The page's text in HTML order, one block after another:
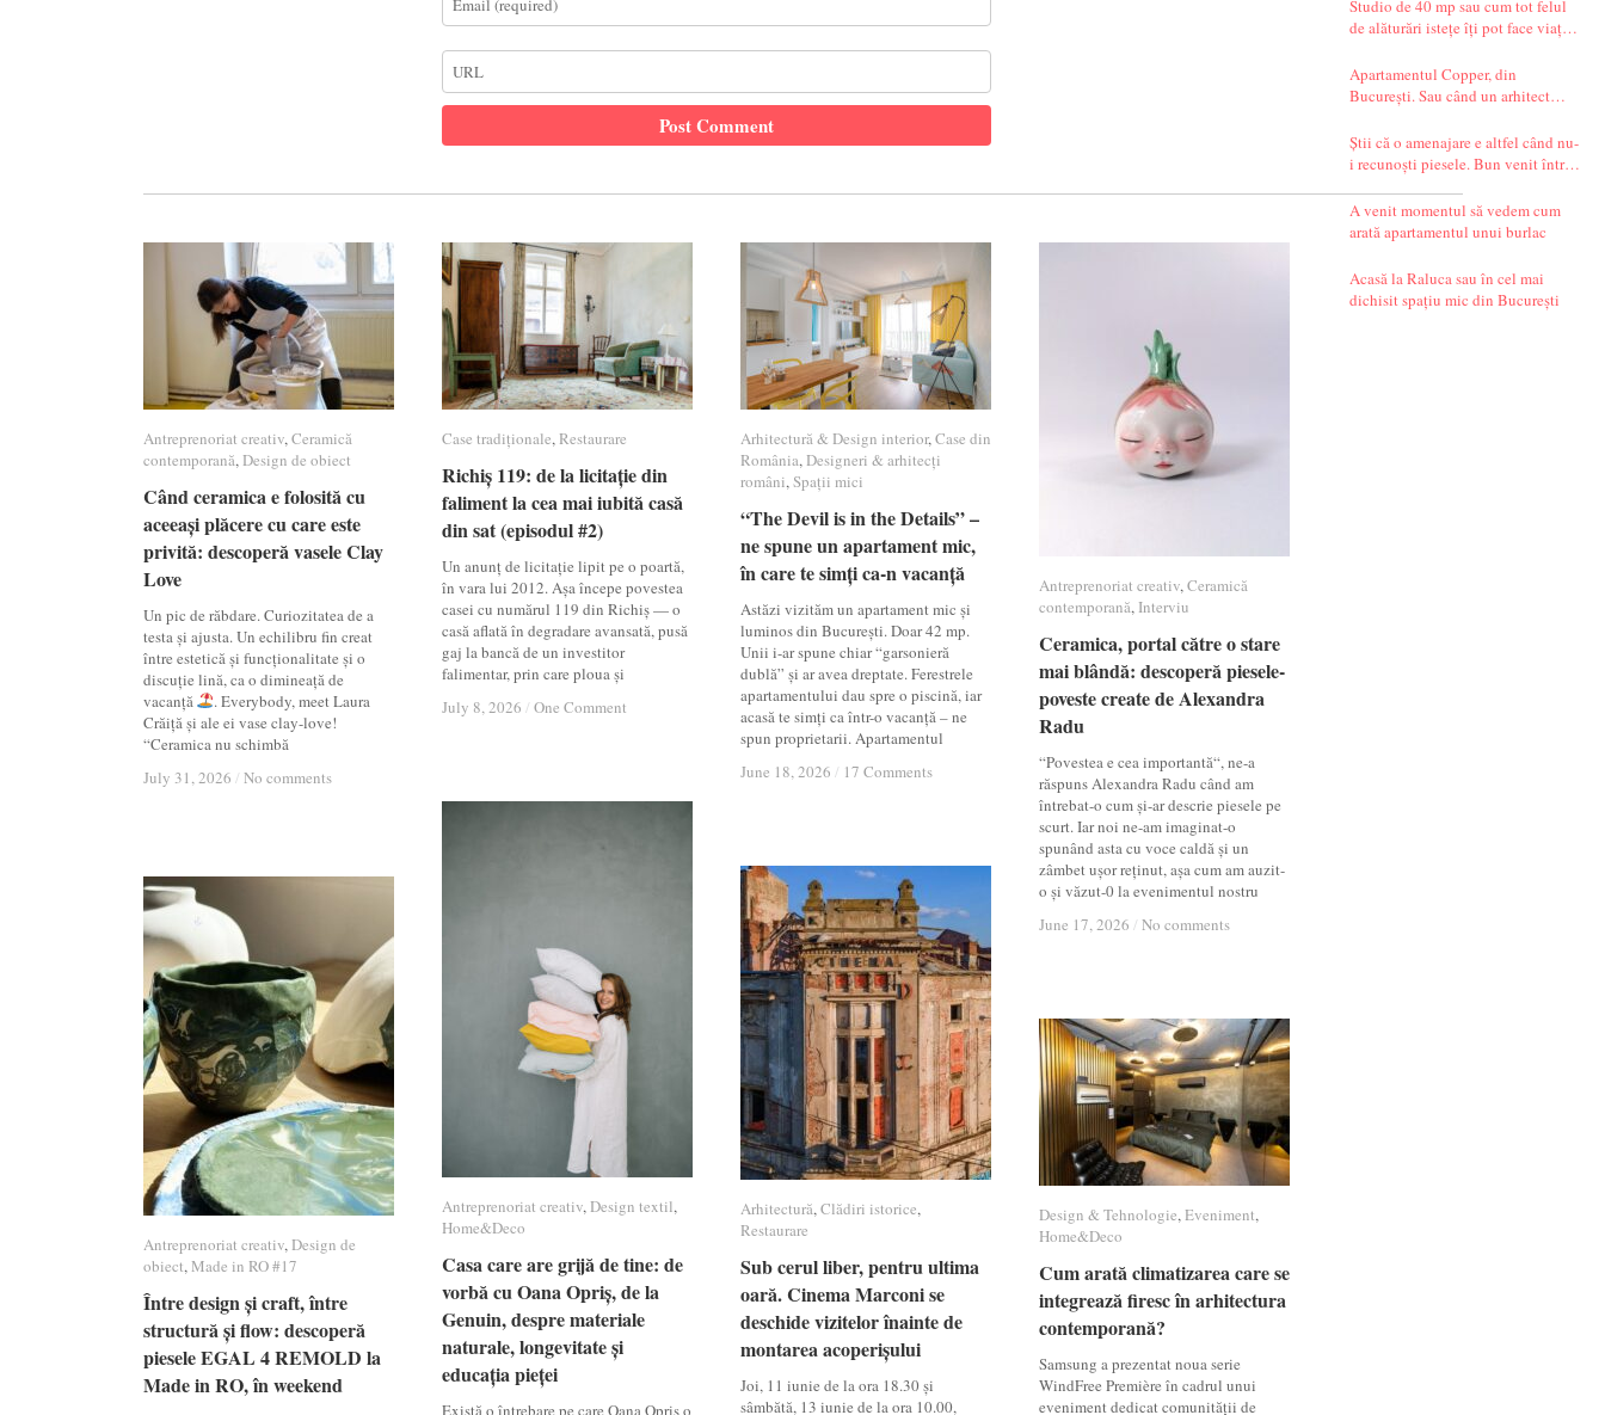
nordice.
Studio de 40 mp sau cum tot felul
de alăturări istețe îți pot face viața
Apartamentul Copper, din
București. Sau când un arhitect
Știi că o amenajare e altfel când nu-
i recunoști piesele. Bun venit într-
A venit momentul să vedem cum
arată apartamentul unui burlac
Acasă la Raluca sau în cel mai
dichisit spațiu mic din București
Antreprenoriat creativ,Ceramică
contemporană,Design de obiect
Când ceramica e folosită cu
aceeași plăcere cu care este
privită: descoperă vasele Clay
Love
Un pic de răbdare. Curiozitatea de a
testa și ajusta. Un echilibru fin creat
între estetică și funcționalitate și o
discuție lină, ca o dimineață de
vacanță
. Everybody, meet Laura
Crăiță și ale ei vase clay-love!
“Ceramica nu schimbă
July 31, 2026 / No comments
Antreprenoriat creativ Ceramică
contemporană Design de obiect
Când ceramica e folosită cu
aceeași plăcere cu care este
privită: descoperă vasele Clay
Love
July 31, 2026 / No comments
Case tradiționale,Restaurare
Richiș 119: de la licitație din
faliment la cea mai iubită casă
din sat (episodul #2)
Un anunț de licitație lipit pe o poartă,
în vara lui 2012. Așa începe povestea
casei cu numărul 119 din Richiș — o
casă aflată în degradare avansată, pusă
gaj la bancă de un investitor
falimentar, prin care ploua și
July 8, 2026 / One Comment
Case tradiționale Restaurare
Richiș 119: de la licitație din
faliment la cea mai iubită casă
din sat (episodul #2)
July 8, 2026 / One Comment
Arhitectură & Design interior,Case din
România,Designeri & arhitecți
români,Spații mici
“The Devil is in the Details” –
ne spune un apartament mic,
în care te simți ca-n vacanță
Astăzi vizităm un apartament mic și
luminos din București. Doar 42 mp.
Unii i-ar spune chiar “garsonieră
dublă” și ar avea dreptate. Ferestrele
apartamentului dau spre o piscină, iar
acasă te simți ca într-o vacanță – ne
spun proprietarii. Apartamentul
June 18, 2026 / 17 Comments
Arhitectură & Design interior Case din
România Designeri & arhitecți
români Spații mici
“The Devil is in the Details” –
ne spune un apartament mic,
în care te simți ca-n vacanță
June 18, 2026 / 17 Comments
Antreprenoriat creativ,Ceramică
contemporană, Interviu
Ceramica, portal către o stare
mai blândă: descoperă piesele-
poveste create de Alexandra
Radu
“Povestea e cea importantă“, ne-a
răspuns Alexandra Radu când am
întrebat-o cum și-ar descrie piesele pe
scurt. Iar noi ne-am imaginat-o
spunând asta cu voce caldă și un
zâmbet ușor reținut, așa cum am auzit-
o și văzut-0 la evenimentul nostru
June 17, 2026 / No comments
Antreprenoriat creativ Ceramică
contemporană Interviu
Ceramica, portal către o stare
mai blândă: descoperă piesele-
poveste create de Alexandra
Radu
June 17, 2026 / No comments
Antreprenoriat creativ,Design textil,
Home&Deco
Casa care are grijă de tine: de
vorbă cu Oana Opriș, de la
Genuin, despre materiale
naturale, longevitate și
educația pieței
Există o întrebare pe care Oana Opriș o
Antreprenoriat creativ Design textil
Home&Deco
Casa care are grijă de tine: de
vorbă cu Oana Opriș, de la
Genuin, despre materiale
naturale, longevitate și
educația pieței
Arhitectură,Clădiri istorice,
Restaurare
Sub cerul liber, pentru ultima
oară. Cinema Marconi se
deschide vizitelor înainte de
montarea acoperișului
Joi, 11 iunie de la ora 18.30 și
sâmbătă, 13 iunie de la ora 10.00,
Arhitectură Clădiri istorice
Restaurare
Sub cerul liber, pentru ultima
oară. Cinema Marconi se
deschide vizitelor înainte de
montarea acoperișului
Antreprenoriat creativ,Design de
obiect,Made in RO #17
Între design și craft, între
structură și flow: descoperă
piesele EGAL 4 REMOLD la
Made in RO, în weekend
Antreprenoriat creativ Design de
obiect Made in RO #17
Între design și craft, între
structură și flow: descoperă
piesele EGAL 4 REMOLD la
Made in RO, în weekend
Design & Tehnologie,Eveniment,
Home&Deco
Cum arată climatizarea care se
integrează firesc în arhitectura
contemporană?
Samsung a prezentat noua serie
WindFree Première în cadrul unui
eveniment dedicat comunității de
Design & Tehnologie Eveniment
Home&Deco
Cum arată climatizarea care se
integrează firesc în arhitectura
contemporană?